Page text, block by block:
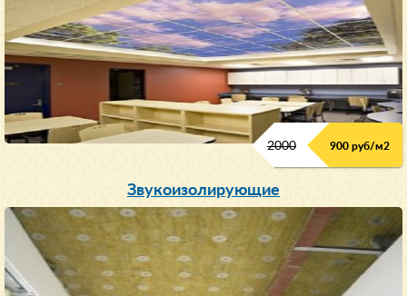
2000 900 руб/м2
Звукоизолирующие